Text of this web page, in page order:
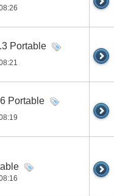
Portable
Portable